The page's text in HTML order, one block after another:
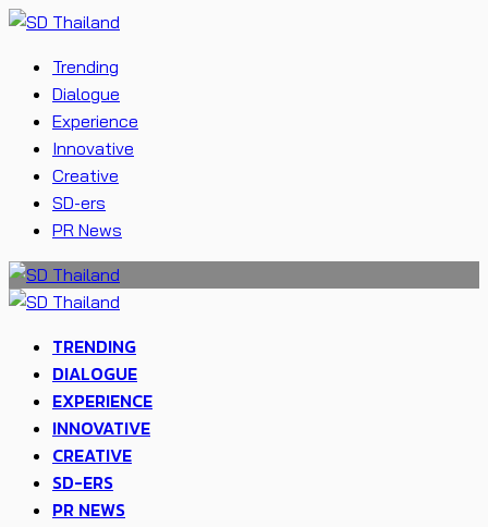
Trending
Dialogue
Experience
Innovative
Creative
SD-ers
PR News
TRENDING
DIALOGUE
EXPERIENCE
INNOVATIVE
CREATIVE
SD-ERS
PR NEWS